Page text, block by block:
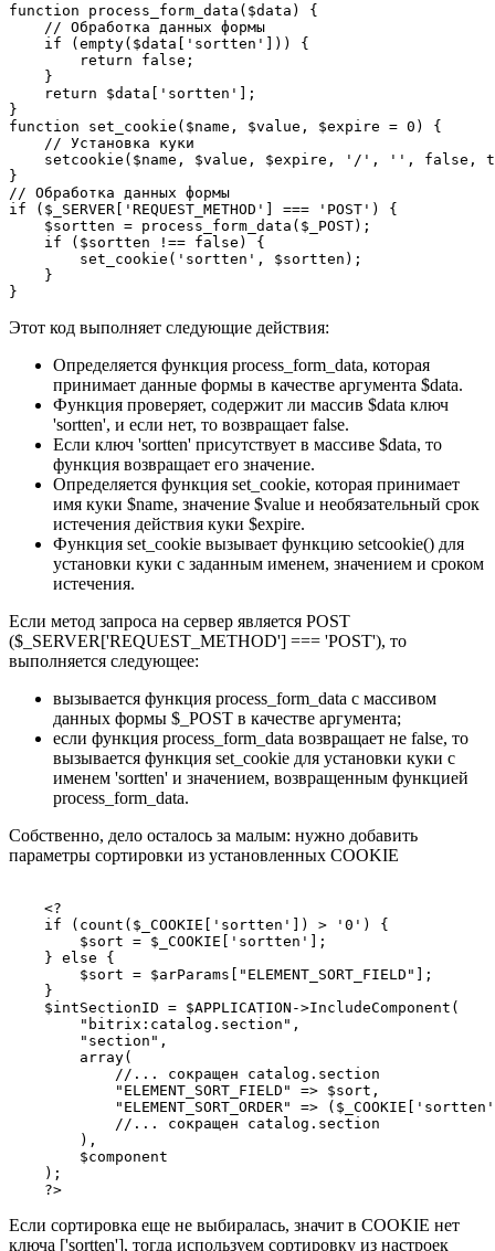
function process_form_data($data) {
    // Обработка данных формы
    if (empty($data['sortten'])) {
        return false;
    }
    return $data['sortten'];
}
function set_cookie($name, $value, $expire = 0) {
    // Установка куки
setcookie($name, $value, $expire, '/', '', false,
}
// Обработка данных формы
if ($_SERVER['REQUEST_METHOD'] === 'POST') {
    $sortten = process_form_data($_POST);
    if ($sortten !== false) {
        set_cookie('sortten', $sortten);
    }
}
Этот код выполняет следующие действия:
Определяется функция process_form_data, которая
принимает данные формы в качестве аргумента $data.
Функция проверяет, содержит ли массив $data ключ
'sortten', и если нет, то возвращает false.
Если ключ 'sortten' присутствует в массиве $data, то
функция возвращает его значение.
Определяется функция set_cookie, которая принимает
имя куки $name, значение $value и необязательный срок
истечения действия куки $expire.
Функция set_cookie вызывает функцию setcookie() для
установки куки с заданным именем, значением и сроком
истечения.
Если метод запроса на сервер является POST
($_SERVER['REQUEST_METHOD'] === 'POST'), то
выполняется следующее:
вызывается функция process_form_data с массивом
данных формы $_POST в качестве аргумента;
если функция process_form_data возвращает не false, то
вызывается функция set_cookie для установки куки с
именем 'sortten' и значением, возвращенным функцией
process_form_data.
Собственно, дело осталось за малым: нужно добавить
параметры сортировки из установленных COOKIE
    <?
    if (count($_COOKIE['sortten']) > '0') {
        $sort = $_COOKIE['sortten'];
    } else {
        $sort = $arParams["ELEMENT_SORT_FIELD"];
    }
    $intSectionID = $APPLICATION->IncludeComponent(
        "bitrix:catalog.section",
        "section",
        array(
            //... сокращен catalog.section
            "ELEMENT_SORT_FIELD" => $sort,
"ELEMENT_SORT_ORDER" =>
            //... сокращен catalog.section
        ),
        $component
    );
Если сортировка еще не выбиралась, значит в COOKIE нет
ключа ['sortten'], тогда используем сортировку из настроек